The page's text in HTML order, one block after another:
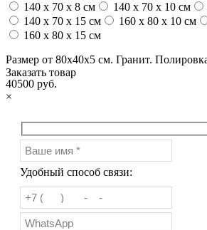
140 x 70 x 8 см
140 x 70 x 10 см
140 x 70 x 15 см
160 x 80 x 10 см
160 x 80 x 15 см
Размер от 80х40х5 см. Гранит.
40500 руб.
Заказать товар
×
Удобный способ связи: